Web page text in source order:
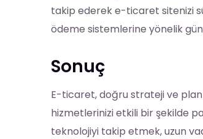
takip ederek e-ticaret sitenizi
ödeme sistemlerine yönelik
Sonuç
E-ticaret, doğru strateji ve
hizmetlerinizi etkili bir şekilde
teknolojiyi takip etmek, uzun